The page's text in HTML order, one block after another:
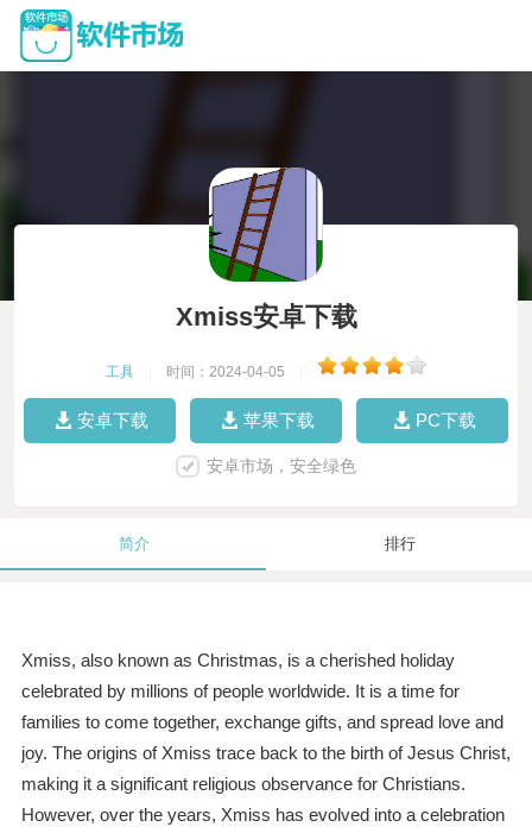
Xmiss安卓下载
工具 时间：2024-04-05
安卓下载 苹果下载 PC下载
安卓市场，安全绿色
简介 排行
Xmiss, also known as Christmas, is a cherished holiday
celebrated by millions of people worldwide. It is a time for
families to come together, exchange gifts, and spread love and
joy. The origins of Xmiss trace back to the birth of Jesus Christ,
making it a significant religious observance for Christians.
However, over the years, Xmiss has evolved into a celebration